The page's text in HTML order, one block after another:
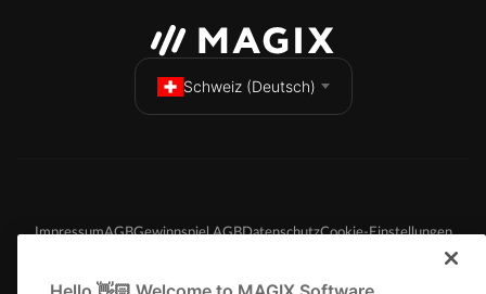
Schweiz (Deutsch)
ImpressumAGBGewinnspiel AGBDatenschutzCookie-Einstellungen